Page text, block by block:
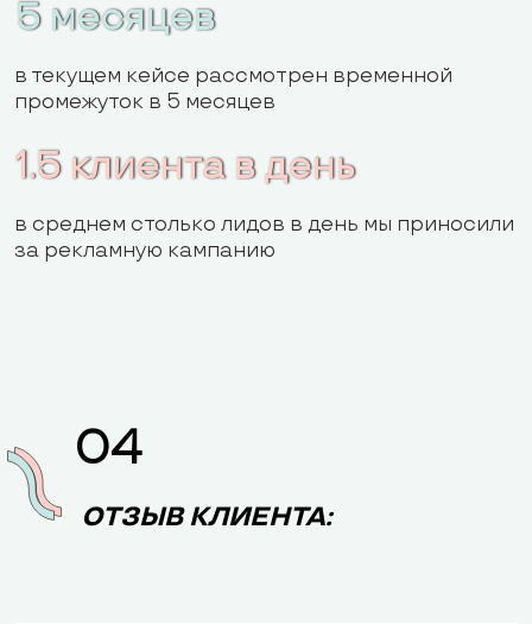
5 месяцев
в текущем кейсе рассмотрен временной
промежуток в 5 месяцев
1.5 клиента в день
в среднем столько лидов в день мы приносили
за рекламную кампанию
04
ОТЗЫВ КЛИЕНТА: